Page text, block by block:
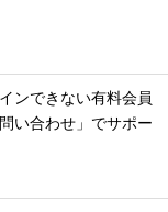
ンできない有料会員
い合わせ」でサポー